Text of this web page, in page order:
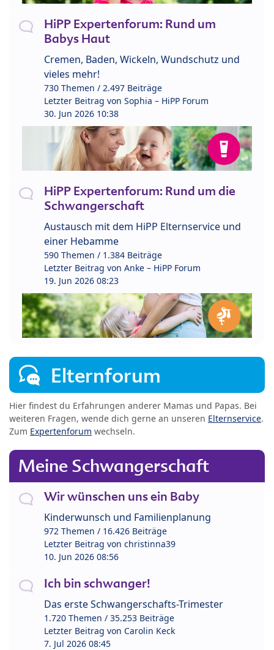
HiPP Expertenforum: Rund um
Babys Haut
Cremen, Baden, Wickeln, Wundschutz und
vieles mehr!
730 Themen / 2.497 Beiträge
Letzter Beitrag von Sophia – HiPP Forum
30. Jun 2026 10:38
HiPP Expertenforum: Rund um die
Schwangerschaft
Austausch mit dem HiPP Elternservice und
einer Hebamme
590 Themen / 1.384 Beiträge
Letzter Beitrag von Anke – HiPP Forum
19. Jun 2026 08:23
Elternforum
Hier findest du Erfahrungen anderer Mamas und Papas. Bei
weiteren Fragen, wende dich gerne an unseren Elternservice.
Zum Expertenforum wechseln.
Meine Schwangerschaft
Wir wünschen uns ein Baby
Kinderwunsch und Familienplanung
972 Themen / 16.426 Beiträge
Letzter Beitrag von christinna39
10. Jun 2026 08:56
Ich bin schwanger!
Das erste Schwangerschafts-Trimester
1.720 Themen / 35.253 Beiträge
Letzter Beitrag von Carolin Keck
7. Jul 2026 08:45